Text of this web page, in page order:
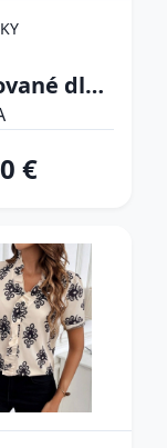
dlhé
€